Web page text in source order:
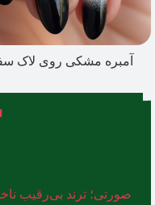
آمبره مشکی روی لاک
صورتی؛ ترند بی‌رقیب